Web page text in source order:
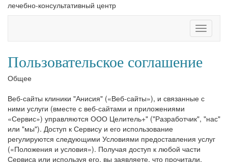
лечебно-консультативный центр
Пользовательское соглашение
Общее
Веб-сайты клиники "Анисия" («Веб-сайты»), и связанные с
ними услуги (вместе с веб-сайтами и приложениями
«Сервис») управляются ООО Целитель+" ("Разработчик", "нас"
или "мы"). Доступ к Сервису и его использование
регулируются следующими Условиями предоставления услуг
(«Положения и условия»). Получая доступ к любой части
Сервиса или используя его, вы заявляете, что прочитали,